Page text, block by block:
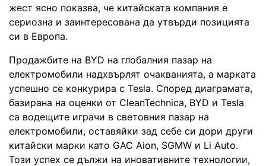
жест ясно показва, че китайската компания е
сериозна и заинтересована да утвърди позицията
си в Европа.
Продажбите на BYD на глобалния пазар на
електромобили надхвърлят очакванията, а марката
успешно се конкурира с Tesla. Според диаграмата,
базирана на оценки от CleanTechnica, BYD и Tesla
са водещите играчи в световния пазар на
електромобили, оставяйки зад себе си дори други
китайски марки като GAC Aion, SGMW и Li Auto.
Този успех се дължи на иновативните технологии,